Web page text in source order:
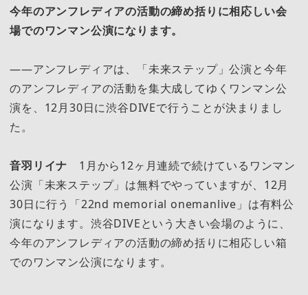
今年のアンフレディアの活動の締め括りに相応しい会
場でのワンマン公演になります。
――アンフレディアは、「未来ステップ」公演と今年
のアンフレディアの活動を集大成してゆくワンマン公
演を、12月30日に渋谷DIVEで行うことが決まりまし
た。
音羽リイナ 1月から12ヶ月連続で続けているワンマン
公演「未来ステップ」は無料でやっていますが、12月
30日に行う「22nd memorial onemanlive」は有料公
演になります。渋谷DIVEという大きい会場のように、
今年のアンフレディアの活動の締め括りに相応しい箱
でのワンマン公演になります。